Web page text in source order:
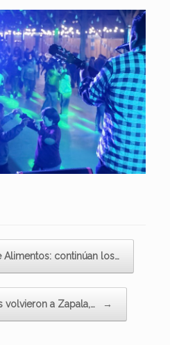
Alimentos: continúan los…
volvieron a Zapala,… →